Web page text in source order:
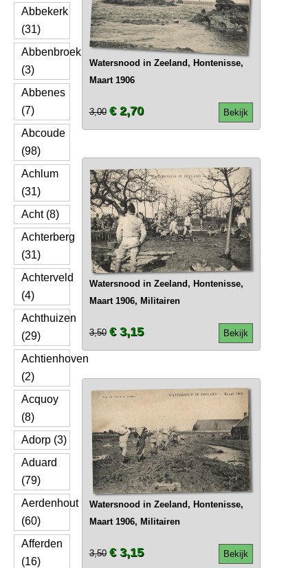
Abbekerk
(31)
Abbenbroek
(3)
Abbenes
(7)
Abcoude
(98)
Achlum
(31)
Acht (8)
Achterberg
(31)
Achterveld
(4)
Achthuizen
(29)
Achtienhoven
(2)
Acquoy
(8)
Adorp (3)
Aduard
(79)
Aerdenhout
(60)
Afferden
(16)
Watersnood in Zeeland, Hontenisse,
Maart 1906
Bekijk
3,00 € 2,70
Watersnood in Zeeland, Hontenisse,
Maart 1906, Militairen
Bekijk
3,50 € 3,15
Watersnood in Zeeland, Hontenisse,
Maart 1906, Militairen
Bekijk
3,50 € 3,15